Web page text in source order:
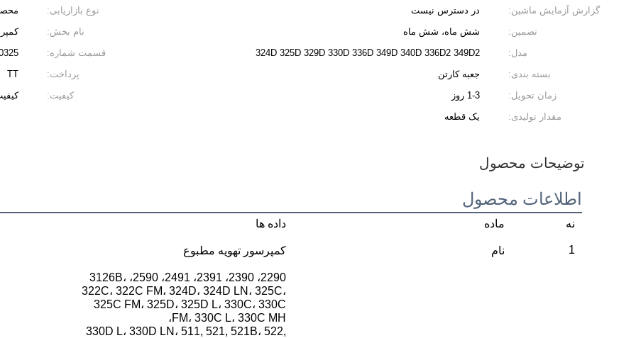
گزارش آزمایش ماشین:
در دسترس نیست نوع بازاریابی:
تضمین:
شش ماه، شش ماه نام بخش:
مدل:
324D 325D 329D 330D 336D 349D 340D 336D2 349D2 قسمت شماره:
0324
بسته بندی:
جعبه کارتن پرداخت:
TT
زمان تحویل:
1-3 روز کیفیت:
مقدار تولیدی:
یک قطعه
توضیحات محصول
اطلاعات محصول
نه ماده داده ها
1 نام کمپرسور تهویه مطبوع
2290، 2390، 2391، 2491، 2590، 3126B،
322C، 322C FM، 324D، 324D LN، 325C،
325C FM، 325D، 325D L، 330C، 330C
FM، 330C L، 330C MH،
330D L، 330D LN، 511, 521, 521B، 522,